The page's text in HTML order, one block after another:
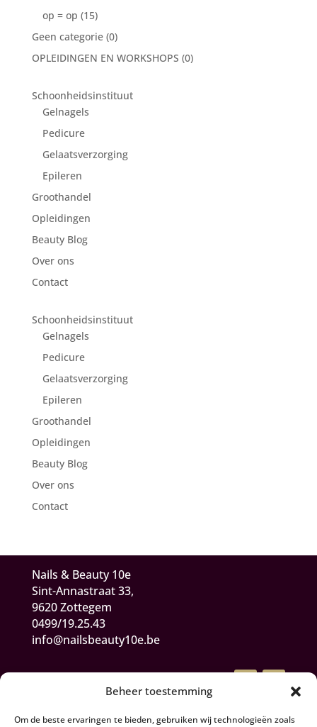
Beheer toestemming
Om de beste ervaringen te bieden, gebruiken wij technologieën zoals
op = op (15)
Geen categorie (0)
OPLEIDINGEN EN WORKSHOPS (0)
Schoonheidsinstituut
Gelnagels
Pedicure
Gelaatsverzorging
Epileren
Groothandel
Opleidingen
Beauty Blog
Over ons
Contact
Schoonheidsinstituut
Gelnagels
Pedicure
Gelaatsverzorging
Epileren
Groothandel
Opleidingen
Beauty Blog
Over ons
Contact
Nails & Beauty 10e
Sint-Annastraat 33,
9620 Zottegem
0499/19.25.43
info@nailsbeauty10e.be